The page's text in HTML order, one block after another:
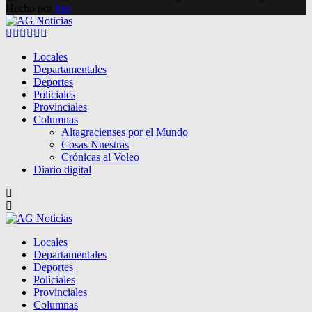
Hecho por lma
Facebook
Twitter
Instagram
Pinterest
Google
Locales
Departamentales
Deportes
Policiales
Provinciales
Columnas
Altagracienses por el Mundo
Cosas Nuestras
Crónicas al Voleo
Diario digital
Locales
Departamentales
Deportes
Policiales
Provinciales
Columnas